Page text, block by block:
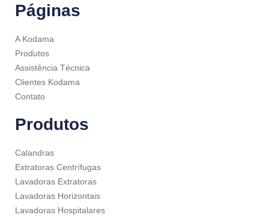
Páginas
A Kodama
Produtos
Assistência Técnica
Clientes Kodama
Contato
Produtos
Calandras
Extratoras Centrífugas
Lavadoras Extratoras
Lavadoras Horizontais
Lavadoras Hospitalares